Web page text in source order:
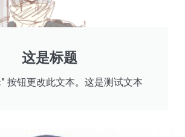
这是标题
按钮更改此文本。这是测试文本